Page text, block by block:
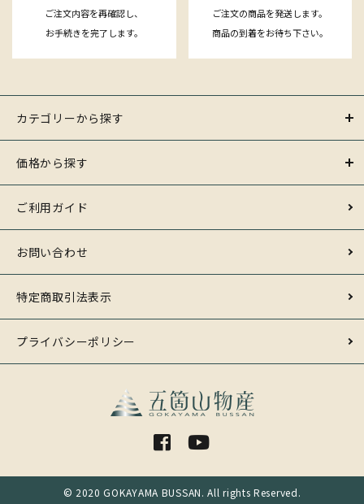
ご注文内容を再確認し、
お手続きを完了します。
ご注文の商品を発送します。
商品の到着をお待ち下さい。
カテゴリーから探す
価格から探す
ご利用ガイド
お問い合わせ
特定商取引法表示
プライバシーポリシー
© 2020 GOKAYAMA BUSSAN. All rights Reserved.